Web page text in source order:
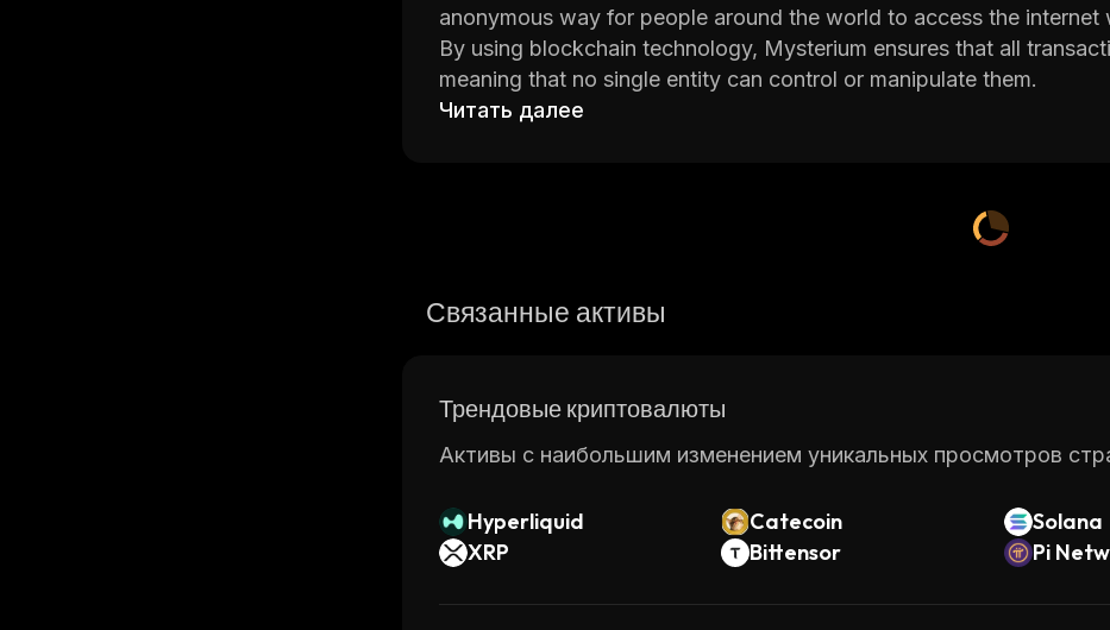
anonymous way for people around the world to access the
By using blockchain technology, Mysterium ensures that all
meaning that no single entity can control or manipulate them.
Mysterium utilizes its own native token (MYST) as an incentive for
Mysterium also offers a range of tools designed to make it easier
innovative solutions that leverage the power of blockchain
Читать далее
Связанные активы
Трендовые криптовалюты
Активы с наибольшим изменением уникальных просмотров
Hyperliquid Catecoin Solana
XRP
Bittensor Pi